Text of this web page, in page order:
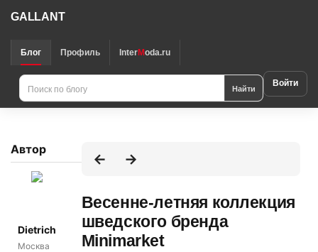
GALLANT
Блог Профиль InterModa.ru
Найти Войти
Автор
Dietrich
Москва
Весенне-летняя коллекция
шведского бренда
Minimarket